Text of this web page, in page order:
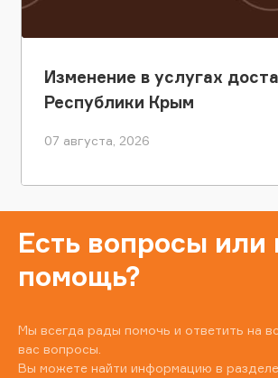
Изменение в услугах
Республики Крым
07 августа, 2026
Есть вопросы
помощь?
Мы всегда рады помочь и ответить на
вас вопросы.
Вы можете найти информацию в разделе